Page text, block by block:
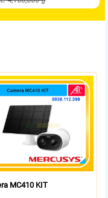
MC410 KIT